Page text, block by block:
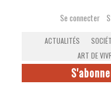
Se connecter
ACTUALITÉS
ART DE